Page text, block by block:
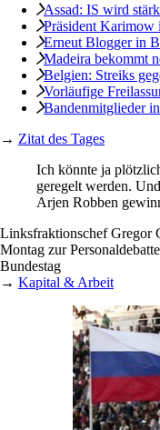
Assad: IS wird
Präsident Karimow
Erneut Blogger in
Madeira bekommt
Belgien: Streiks
Vorläufige
Bandenmitglieder
→ Zitat des Tages
Ich könnte ja
geregelt werden.
Arjen Robben
Linksfraktionschef Gregor
Montag zur
Bundestag
→ Kapital & Arbeit